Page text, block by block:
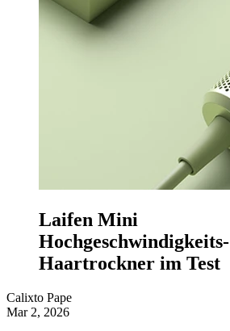
Laifen Mini
Hochgeschwindigkeits-
Haartrockner im Test
Calixto Pape
Mar 2, 2026